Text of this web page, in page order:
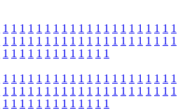
1 1 1 1 1 1 1 1 1 1 1 1 1 1 1 1 1 1 1 1 1
1 1 1 1 1 1 1 1 1 1 1 1 1 1 1 1 1 1 1 1 1
1 1 1 1 1 1 1 1 1 1 1 1 1
1 1 1 1 1 1 1 1 1 1 1 1 1 1 1 1 1 1 1 1 1
1 1 1 1 1 1 1 1 1 1 1 1 1 1 1 1 1 1 1 1 1
1 1 1 1 1 1 1 1 1 1 1 1 1